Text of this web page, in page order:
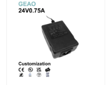
Over ons
Fabrieksreis
Kwaliteitscontrole